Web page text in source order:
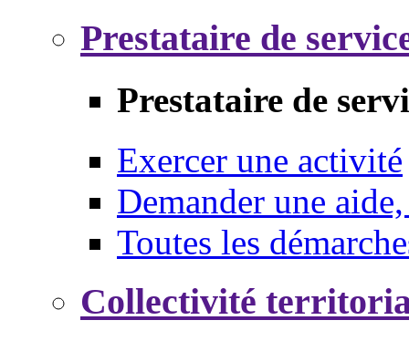
Prestataire de
Prestataire de
Exercer une activité
Demander une
Toutes les
Collectivité